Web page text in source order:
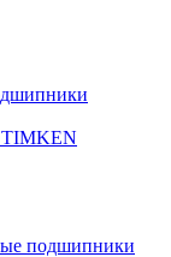
подшипники